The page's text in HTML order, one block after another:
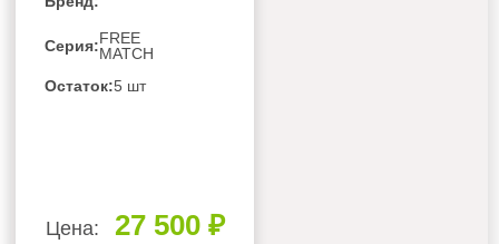
VISION PRO
SUPERIOR AS-
13UW4RXVQH01G
Серия:FREE
MATCH
Остаток:5 шт
Цена: 27 500 ₽